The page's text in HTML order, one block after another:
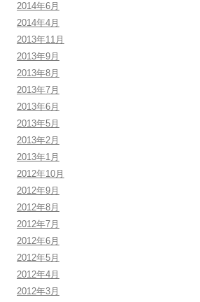
2014年6月
2014年4月
2013年11月
2013年9月
2013年8月
2013年7月
2013年6月
2013年5月
2013年2月
2013年1月
2012年10月
2012年9月
2012年8月
2012年7月
2012年6月
2012年5月
2012年4月
2012年3月